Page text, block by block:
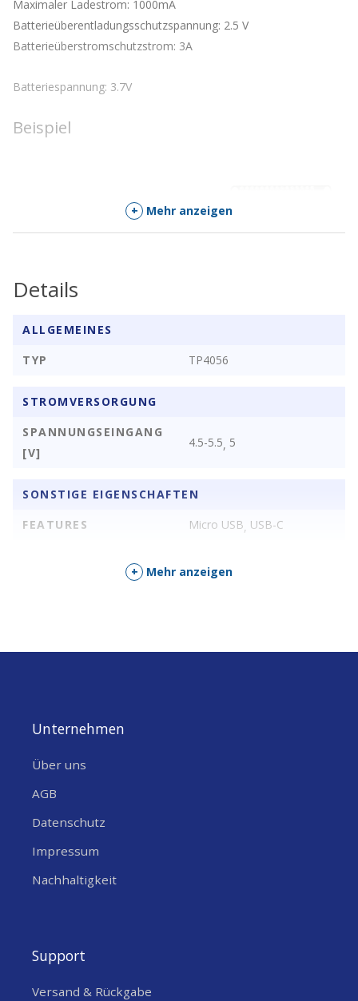
Maximaler Ladestrom: 1000mA
Batterieüberentladungsschutzspannung: 2.5 V
Batterieüberstromschutzstrom: 3A
Batteriespannung: 3.7V
Beispiel
+ Mehr anzeigen
Details
ALLGEMEINES
TYP
TP4056
STROMVERSORGUNG
SPANNUNGSEINGANG
[V]
4.5-5.5, 5
SONSTIGE EIGENSCHAFTEN
FEATURES
Micro USB, USB-C
+ Mehr anzeigen
Unternehmen
Über uns
AGB
Datenschutz
Impressum
Nachhaltigkeit
Support
Versand & Rückgabe